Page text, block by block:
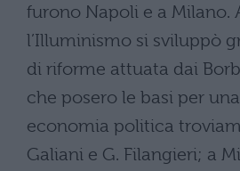
furono Napoli e a Milano.
l’Illuminismo si sviluppò
di riforme attuata dai
che posero le basi per
economia politica
Galiani e G. Filangieri; a